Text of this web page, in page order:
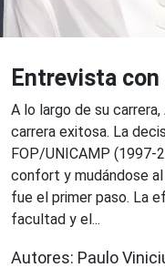
Entrevista
A lo largo de su
carrera exitosa. La
FOP/UNICAMP (1997-
confort y mudándose
fue el primer paso. La
facultad y el...
Autores: Paulo